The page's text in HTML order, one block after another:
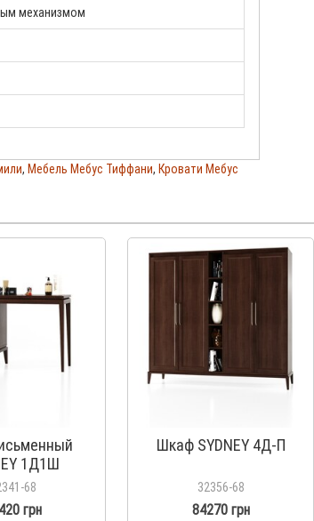
механизмом
, Мебель Мебус Тиффани, Кровати Мебус
1Д1Ш
68
грн
Шкаф SYDNEY 4Д-П
32356-68
84270 грн